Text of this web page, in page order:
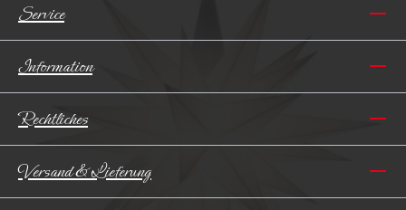
Service
Information
Rechtliches
Versand & Lieferung